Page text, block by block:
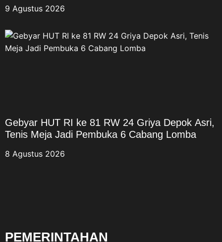
9 Agustus 2026
Gebyar HUT RI ke 81 RW 24 Griya Depok Asri,
Tenis Meja Jadi Pembuka 6 Cabang Lomba
8 Agustus 2026
PEMERINTAHAN